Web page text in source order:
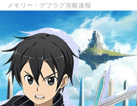
メモリー・デフラグ攻略速報